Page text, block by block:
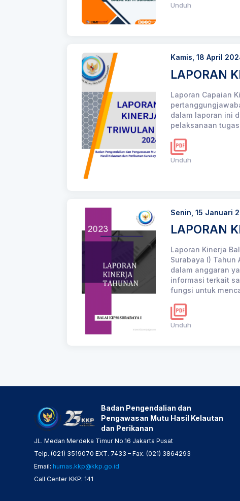
Unduh
Kamis, 18 April
LAPORAN
Laporan Capaian
dalam laporan ini
pelaksanaan
Unduh
Senin, 15 Januari
LAPORAN
Laporan Kinerja
Surabaya I)
dalam anggaran
informasi terkait
fungsi untuk
Unduh
Badan Pengendalian dan
Pengawasan Mutu Hasil Kelautan
dan Perikanan
JL. Medan Merdeka Timur No.16 Jakarta Pusat
Telp. (021) 3519070 EXT. 7433 – Fax. (021) 3864293
Email: humas.kkp@kkp.go.id
Call Center KKP: 141